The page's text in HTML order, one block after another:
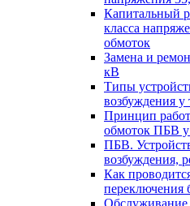
Капитальный
класса
обмоток
Замена и
кВ
Типы
возбуждения у
Принцип
обмоток ПБВ у
ПБВ.
возбуждения,
Как
переключения
Обслуживание